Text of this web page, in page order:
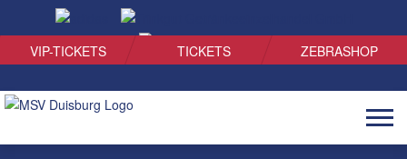
VIP-TICKETS TICKETS ZEBRASHOP